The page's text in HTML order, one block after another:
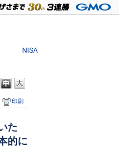
NISA
印刷
た
的に